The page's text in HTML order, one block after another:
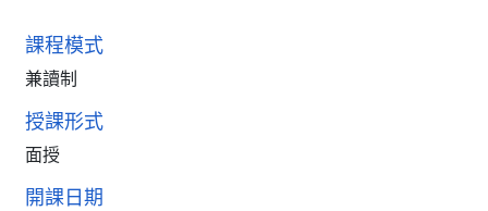
課程模式
兼讀制
授課形式
面授
開課日期